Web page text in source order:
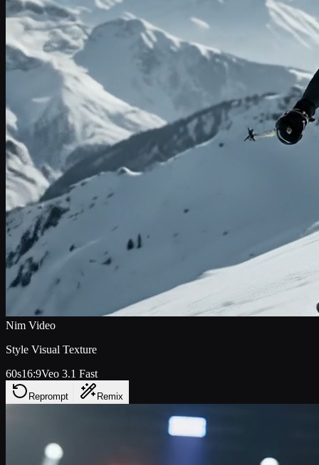
Nim Video
Style Visual Texture
60s16:9Veo 3.1 Fast
Reprompt Remix